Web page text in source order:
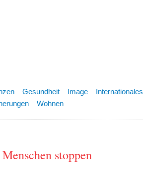
Gesundheit Image Internationales
Wohnen
stoppen